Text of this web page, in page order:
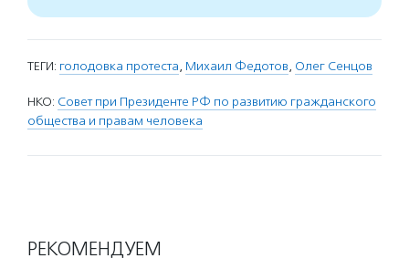
ТЕГИ: голодовка протеста, Михаил Федотов, Олег Сенцов
НКО: Совет при Президенте РФ по развитию гражданского
общества и правам человека
РЕКОМЕНДУЕМ